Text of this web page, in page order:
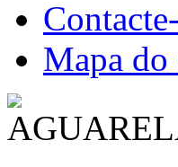
Mapa